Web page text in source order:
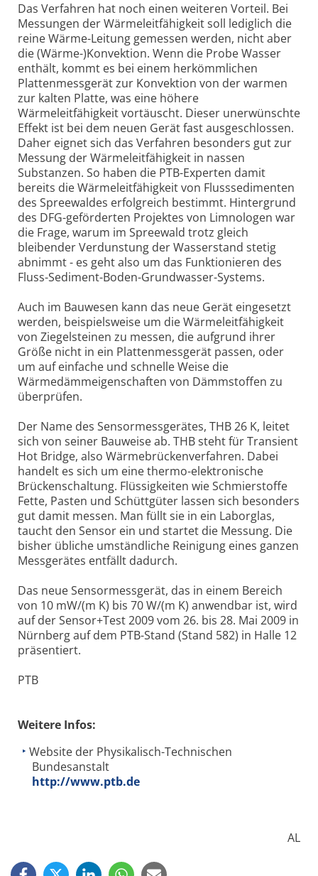
Das Verfahren hat noch einen weiteren Vorteil. Bei
Messungen der Wärmeleitfähigkeit soll lediglich die
reine Wärme-Leitung gemessen werden, nicht aber
die (Wärme-)Konvektion. Wenn die Probe Wasser
enthält, kommt es bei einem herkömmlichen
Plattenmessgerät zur Konvektion von der warmen
zur kalten Platte, was eine höhere
Wärmeleitfähigkeit vortäuscht. Dieser unerwünschte
Effekt ist bei dem neuen Gerät fast ausgeschlossen.
Daher eignet sich das Verfahren besonders gut zur
Messung der Wärmeleitfähigkeit in nassen
Substanzen. So haben die PTB-Experten damit
bereits die Wärmeleitfähigkeit von Flusssedimenten
des Spreewaldes erfolgreich bestimmt. Hintergrund
des DFG-geförderten Projektes von Limnologen war
die Frage, warum im Spreewald trotz gleich
bleibender Verdunstung der Wasserstand stetig
abnimmt - es geht also um das Funktionieren des
Fluss-Sediment-Boden-Grundwasser-Systems.
Auch im Bauwesen kann das neue Gerät eingesetzt
werden, beispielsweise um die Wärmeleitfähigkeit
von Ziegelsteinen zu messen, die aufgrund ihrer
Größe nicht in ein Plattenmessgerät passen, oder
um auf einfache und schnelle Weise die
Wärmedämmeigenschaften von Dämmstoffen zu
überprüfen.
Der Name des Sensormessgerätes, THB 26 K, leitet
sich von seiner Bauweise ab. THB steht für Transient
Hot Bridge, also Wärmebrückenverfahren. Dabei
handelt es sich um eine thermo-elektronische
Brückenschaltung. Flüssigkeiten wie Schmierstoffe
Fette, Pasten und Schüttgüter lassen sich besonders
gut damit messen. Man füllt sie in ein Laborglas,
taucht den Sensor ein und startet die Messung. Die
bisher übliche umständliche Reinigung eines ganzen
Messgerätes entfällt dadurch.
Das neue Sensormessgerät, das in einem Bereich
von 10 mW/(m K) bis 70 W/(m K) anwendbar ist, wird
auf der Sensor+Test 2009 vom 26. bis 28. Mai 2009 in
Nürnberg auf dem PTB-Stand (Stand 582) in Halle 12
präsentiert.
PTB
Weitere Infos:
Website der Physikalisch-Technischen
Bundesanstalt
http://www.ptb.de
AL